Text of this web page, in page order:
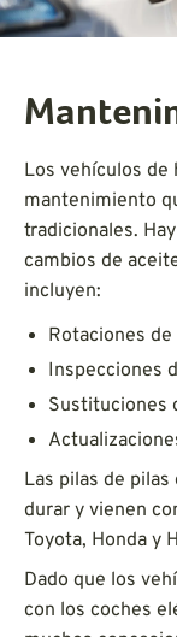
Los vehículos
mantenimiento
tradicionales.
cambios de
incluyen:
Rotaciones
Inspecciones
Sustituciones
Las pilas de
durar y vienen
Toyota, Honda y
Dado que los
con los coches